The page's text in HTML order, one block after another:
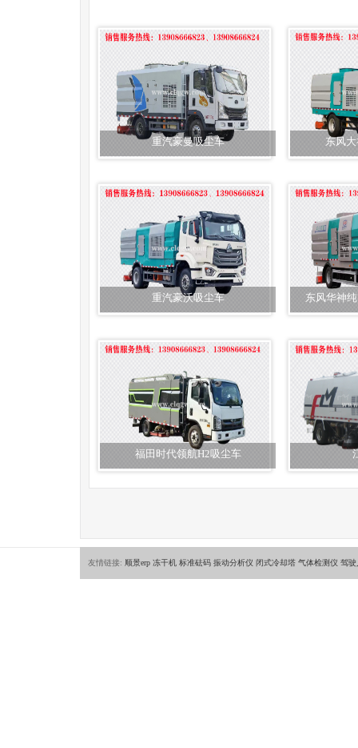
重汽豪曼吸尘车 东风
重汽豪沃吸尘车 东风华神
福田时代领航H2吸尘车
友情链接: 顺景erp 冻干机 标准砝码 振动分析仪 闭式冷却塔 气体检测仪 驾驶